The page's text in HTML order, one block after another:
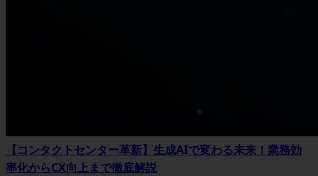
【コンタクトセンター革新】生成AIで変わる未来！業務効
率化からCX向上まで徹底解説